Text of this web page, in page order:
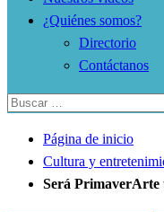
¿Quiénes somos?
Directorio
Contáctanos
Buscar:
Página de inicio
Cultura y
Será PrimaverArte